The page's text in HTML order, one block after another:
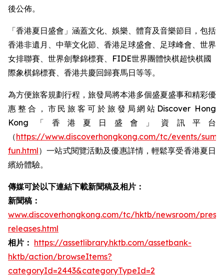
後公佈。
「香港夏日盛會」涵蓋文化、娛樂、體育及音樂節目，包括
香港非遺月、中華文化節、香港足球盛會、足球峰會、世界
女排聯賽、世界劍擊錦標賽、FIDE世界團體快棋超快棋國
際象棋錦標賽、香港共慶回歸賽馬日等等。 ​
為方便旅客規劃行程，旅發局將本港多個盛夏盛事和精彩優
惠整合，市民旅客可於旅發局網站Discover Hong
Kong「香港夏日盛會」資訊平台
（https://www.discoverhongkong.com/tc/events/
fun.html）一站式閱覽活動及優惠詳情，輕鬆享受香港夏日
繽紛體驗。
傳媒可於以下連結下載新聞稿及相片：
新聞稿：
www.discoverhongkong.com/tc/hktb/newsroom/press-
releases.html
相片： https://assetlibrary.hktb.com/assetbank-
hktb/action/browseItems?
categoryId=2443&categoryTypeId=2